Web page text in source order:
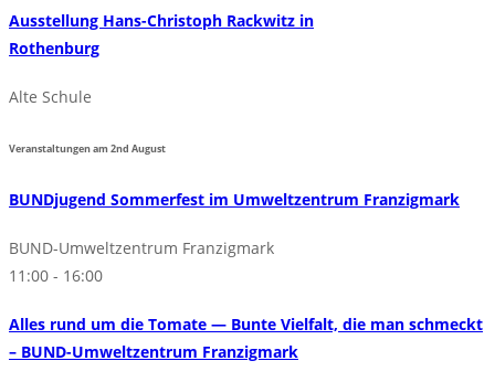
Ausstellung Hans-Christoph Rackwitz in
Rothenburg
Alte Schule
Veranstaltungen am2nd August
BUNDjugend Sommerfest im Umweltzentrum Franzigmark
BUND-Umweltzentrum Franzigmark
11:00 - 16:00
Alles rund um die Tomate — Bunte Vielfalt, die man schmeckt
– BUND-Umweltzentrum Franzigmark